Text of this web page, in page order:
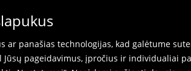
ar panašias technologijas, kad galėtume
pageidavimus, įpročius ir individualiai
grąžinimas